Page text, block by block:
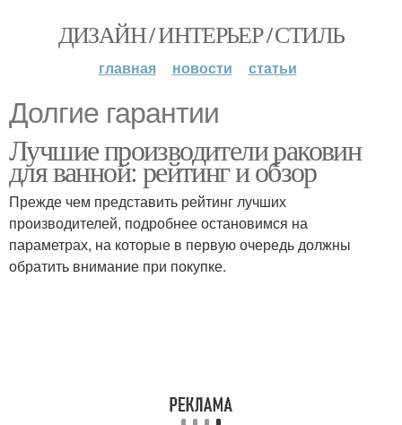
ДИЗАЙН / ИНТЕРЬЕР / СТИЛЬ
главная новости статьи
Долгие гарантии
Лучшие производители раковин
для ванной: рейтинг и обзор
Прежде чем представить рейтинг лучших
производителей, подробнее остановимся на
параметрах, на которые в первую очередь должны
обратить внимание при покупке.